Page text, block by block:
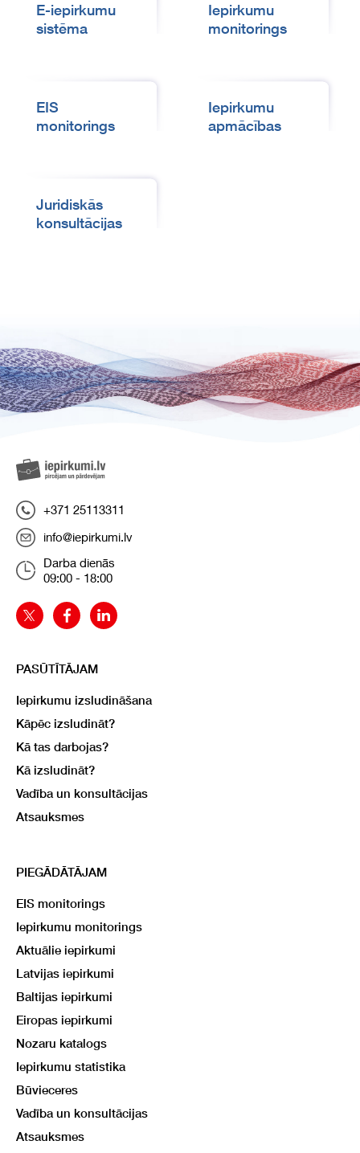
E-iepirkumu
sistēma
Iepirkumu
monitorings
EIS
monitorings
Iepirkumu
apmācības
Juridiskās
konsultācijas
+371 25113311
info@iepirkumi.lv
Darba dienās
09:00 - 18:00
PASŪTĪTĀJAM
Iepirkumu izsludināšana
Kāpēc izsludināt?
Kā tas darbojas?
Kā izsludināt?
Vadība un konsultācijas
Atsauksmes
PIEGĀDĀTĀJAM
EIS monitorings
Iepirkumu monitorings
Aktuālie iepirkumi
Latvijas iepirkumi
Baltijas iepirkumi
Eiropas iepirkumi
Nozaru katalogs
Iepirkumu statistika
Būvieceres
Vadība un konsultācijas
Atsauksmes